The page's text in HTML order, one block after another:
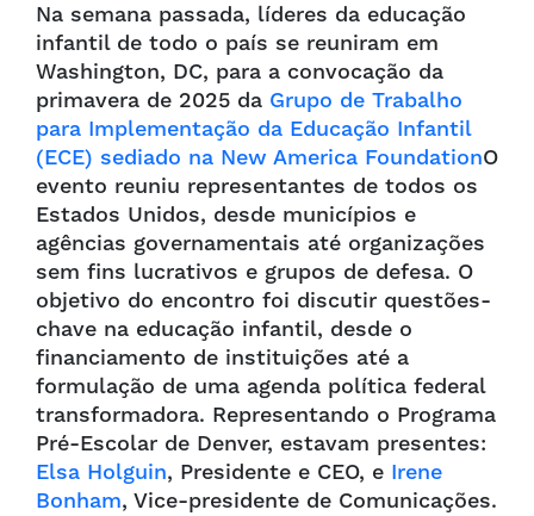
Na semana passada, líderes da educação
infantil de todo o país se reuniram em
Washington, DC, para a convocação da
primavera de 2025 da Grupo de Trabalho
para Implementação da Educação Infantil
(ECE) sediado na New America FoundationO
evento reuniu representantes de todos os
Estados Unidos, desde municípios e
agências governamentais até organizações
sem fins lucrativos e grupos de defesa. O
objetivo do encontro foi discutir questões-
chave na educação infantil, desde o
financiamento de instituições até a
formulação de uma agenda política federal
transformadora. Representando o Programa
Pré-Escolar de Denver, estavam presentes:
Elsa Holguin, Presidente e CEO, e Irene
Bonham, Vice-presidente de Comunicações.